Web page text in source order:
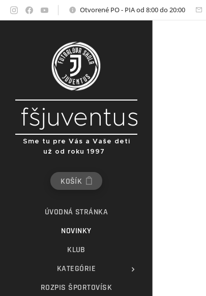
Otvorené PO - PIA od 8:00 do 20:00
fšjuventus
Sme tu pre Vás a Vaše deti
už od roku 1997
KOŠÍK
ÚVODNÁ STRÁNKA
NOVINKY
KLUB
KATEGÓRIE
ROZPIS ŠPORTOVÍSK